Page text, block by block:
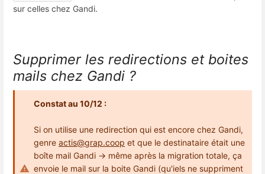
sur celles chez Gandi.
Supprimer les redirections et boites
mails chez Gandi ?
Constat au 10/12 :
Si on utilise une redirection qui est encore chez Gandi,
genre actis@grap.coop et que le destinataire était une
boîte mail Gandi → même après la migration totale, ça
envoie le mail sur la boite Gandi (qu'iels ne suppriment